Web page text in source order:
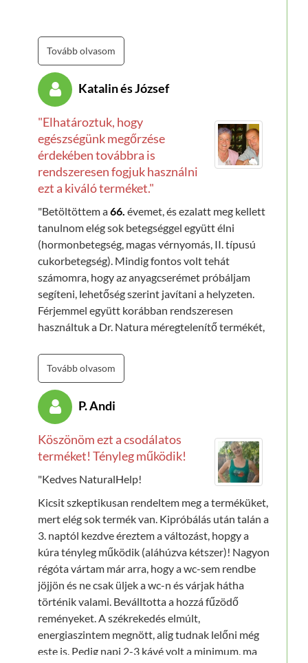
Tovább olvasom
Katalin és József
"Elhatároztuk, hogy
egészségünk megőrzése
érdekében továbbra is
rendszeresen fogjuk használni
ezt a kiváló terméket."
"Betöltöttem a66. évemet, és ezalatt meg kellett
tanulnom elég sok betegséggel együtt élni
(hormonbetegség, magas vérnyomás, II. típusú
cukorbetegség). Mindig fontos volt tehát
számomra, hogy az anyagcserémet próbáljam
segíteni, lehetőség szerint javítani a helyzeten.
Férjemmel együtt korábban rendszeresen
használtuk a Dr. Natura méregtelenítő termékét,
a
NaturalHelp Complex
hogy ebben a porban együtt megtalálható a négy
fontos hatóanyag: a
a
béltisztítás, avitaminpótlás
aprebiotikumok
termékből, és minden szempontból csak jót
mondhatunk a hatásáról. Megszűnt a korábbi
fáradékonyságunk és az emésztési problémáink.
polipokat távolítottak el, viszont a méregtelenítő
kúrák hatására ma már negatív a colonoscopia
lelete.
Elhatároztuk, hogy egészségünk megőrzése
érdekében továbbra is rendszeresen fogjuk
használni ezt a kiváló terméket."
Tovább olvasom
P. Andi
Köszönöm ezt a csodálatos
terméket! Tényleg működik!
"Kedves NaturalHelp!
Kicsit szkeptikusan rendeltem meg a terméküket,
mert elég sok termék van. Kipróbálás után talán a
3. naptól kezdve éreztem a változást, hopgy a
kúra tényleg működik (aláhúzva kétszer)! Nagyon
régóta vártam már arra, hogy a wc-sem rendbe
jöjjön és ne csak üljek a wc-n és várjak hátha
történik valami. Beválltotta a hozzá fűzödő
reményeket. A székrekedés elmúlt,
energiaszintem megnött, alig tudnak lelőni még
este is. Pedig napi 2-3 kávé volt a minimum, ma